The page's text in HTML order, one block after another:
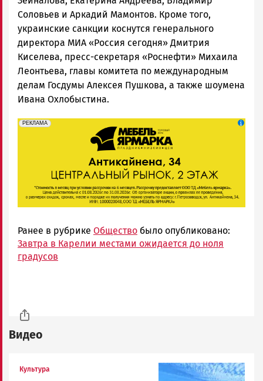
Соловьев и Аркадий Мамонтов. Кроме того,
украинские санкции коснутся генерального
директора МИА «Россия сегодня» Дмитрия
Киселева, пресс-секретаря «Роснефти» Михаила
Леонтьева, главы комитета по международным
делам Госдумы Алексея Пушкова, а также шоумена
Ивана Охлобыстина.
erid: 2SDnjeFymr3
РЕКЛАМА
Реклама
Ранее в рубрике Общество было опубликовано:
Завтра в Карелии местами ожидается до ноля
градусов
Видео
Культура Image